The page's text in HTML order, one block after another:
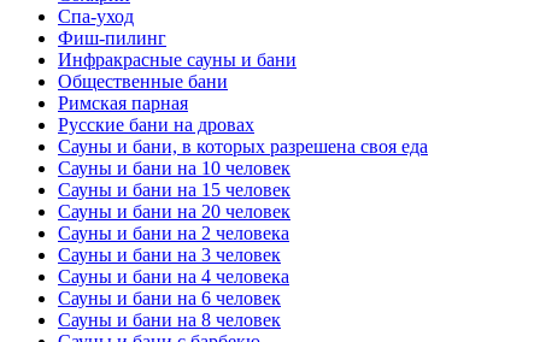
Спа-уход
Фиш-пилинг
Инфракрасные сауны и бани
Общественные бани
Римская парная
Русские бани на дровах
Сауны и бани, в которых разрешена своя еда
Сауны и бани на 10 человек
Сауны и бани на 15 человек
Сауны и бани на 20 человек
Сауны и бани на 2 человека
Сауны и бани на 3 человек
Сауны и бани на 4 человека
Сауны и бани на 6 человек
Сауны и бани на 8 человек